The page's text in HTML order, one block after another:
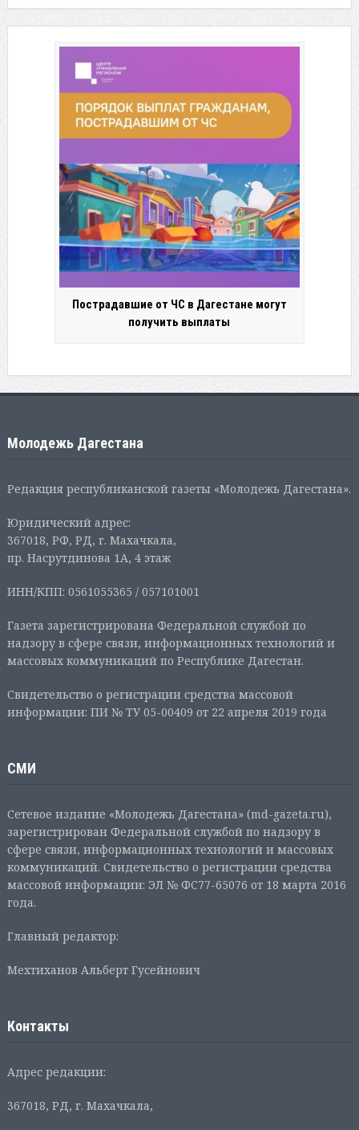
Пострадавшие от ЧС в Дагестане могут
получить выплаты
Молодежь Дагестана
Редакция республиканской газеты «Молодежь Дагестана».
Юридический адрес:
367018, РФ, РД, г. Махачкала,
пр. Насрутдинова 1А, 4 этаж
ИНН/КПП: 0561055365 / 057101001
Газета зарегистрирована Федеральной службой по
надзору в сфере связи, информационных технологий и
массовых коммуникаций по Республике Дагестан.
Свидетельство о регистрации средства массовой
информации: ПИ № ТУ 05-00409 от 22 апреля 2019 года
СМИ
Сетевое издание «Молодежь Дагестана» (md-gazeta.ru),
зарегистрирован Федеральной службой по надзору в
сфере связи, информационных технологий и массовых
коммуникаций. Свидетельство о регистрации средства
массовой информации: ЭЛ № ФС77-65076 от 18 марта 2016
года.
Главный редактор:
Мехтиханов Альберт Гусейнович
Контакты
Адрес редакции:
367018, РД, г. Махачкала,